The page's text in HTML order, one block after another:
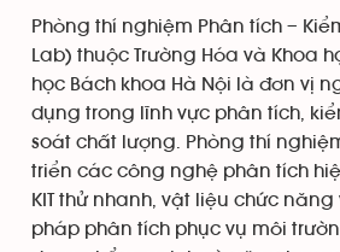
Phòng thí nghiệm Phân tích –
Lab) thuộc Trường Hóa và Khoa
học Bách khoa Hà Nội là đơn vị
dụng trong lĩnh vực phân tích,
soát chất lượng. Phòng thí
triển các công nghệ phân tích
KIT thử nhanh, vật liệu chức
pháp phân tích phục vụ môi